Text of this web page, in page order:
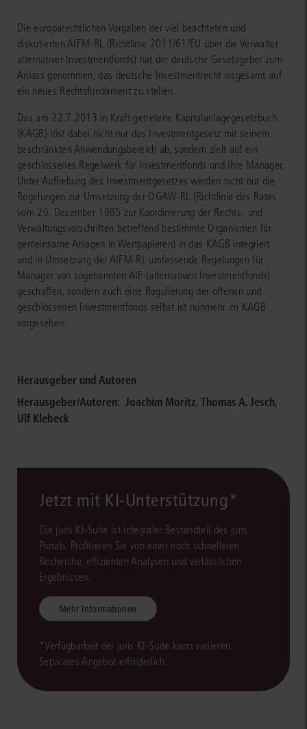
Die europarechtlichen Vorgaben der viel beachteten und
diskutierten AIFM-RL (Richtlinie 2011/61/EU über die Verwalter
alternativer Investmentfonds) hat der deutsche Gesetzgeber zum
Anlass genommen, das deutsche Investmentrecht insgesamt auf
ein neues Rechtsfundament zu stellen.
Das am 22.7.2013 in Kraft getretene Kapitalanlagegesetzbuch
(KAGB) löst dabei nicht nur das Investmentgesetz mit seinem
beschränkten Anwendungsbereich ab, sondern zielt auf ein
geschlossenes Regelwerk für Investmentfonds und ihre Manager.
Unter Aufhebung des Investmentgesetzes werden nicht nur die
Regelungen zur Umsetzung der OGAW-RL (Richtlinie des Rates
vom 20. Dezember 1985 zur Koordinierung der Rechts- und
Verwaltungsvorschriften betreffend bestimmte Organismen für
gemeinsame Anlagen in Wertpapieren) in das KAGB integriert
und in Umsetzung der AIFM-RL umfassende Regelungen für
Manager von sogenannten AIF (alternativen Investmentfonds)
geschaffen, sondern auch eine Regulierung der offenen und
geschlossenen Investmentfonds selbst ist nunmehr im KAGB
vorgesehen.
Herausgeber und Autoren
Herausgeber/Autoren: Joachim Moritz, Thomas A. Jesch,
Ulf Klebeck
Jetzt mit KI-Unterstützung*
Die juris KI-Suite ist integraler Bestandteil des juris
Portals. Profitieren Sie von einer noch schnelleren
Recherche, effizienten Analysen und verlässlichen
Ergebnissen.
Mehr Informationen
*Verfügbarkeit der juris KI-Suite kann variieren.
Separates Angebot erforderlich.